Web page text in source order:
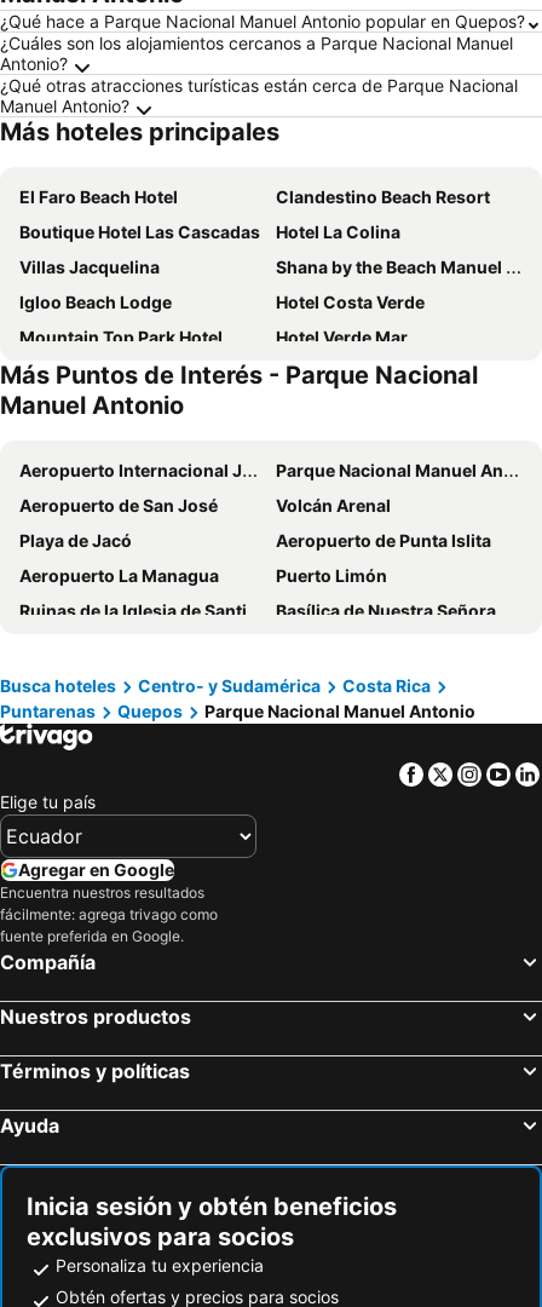
¿Qué hace a Parque Nacional Manuel Antonio popular en Quepos?
¿Cuáles son los alojamientos cercanos a Parque Nacional Manuel
Antonio?
¿Qué otras atracciones turísticas están cerca de Parque Nacional
Manuel Antonio?
Más hoteles principales
El Faro Beach Hotel
Clandestino Beach Resort
Boutique Hotel Las Cascadas
Hotel La Colina
Villas Jacquelina
Shana by the Beach Manuel Antonio
Igloo Beach Lodge
Hotel Costa Verde
Mountain Top Park Hotel
Hotel Verde Mar
Hotel Coco Beach
La Mariposa Hotel
Best Western Hotel & Casino Kamuk
Inn On The Park
LAYAN Hotel & Spa
Hotel Mono Azul
Hotel Manuel Antonio Park
Tardes Doradas
Hotel Planeta Sano
Pacific Paradise Resort
Santa Juana Lodge
La Isla
Kayak Lodge
Arenas Del Mar Beachfront & Rainforest Resort
Puerta Del Cielo Quepos
La Mansion Inn
Hotel Villas El Parque
Hotel The Ocean
Villa Mar Y Sol
Selina Manuel Antonio
Paz De Paraiso Grand View
Más Puntos de Interés - Parque Nacional
Manuel Antonio
Aeropuerto Internacional Juan Santamaría - Costa Rica
Parque Nacional Manuel Antonio
Aeropuerto de San José
Volcán Arenal
Playa de Jacó
Aeropuerto de Punta Islita
Aeropuerto La Managua
Puerto Limón
Ruinas de la Iglesia de Santiago Apóstol
Basílica de Nuestra Señora de los Angeles
Algo más que un Pueblo
Aeropuerto Internacional Tobías Bolaños
Volcán Irazú
Turu Ba Ri Nature and Adventure Park
Doka Estate
Aeropuerto de Palmar Sur
Cataratas La Paz
Isla del Coco
Parque Internacional La Amistad
INBioparque
Busca hoteles Centro- y Sudamérica
Costa Rica
Puntarenas
Quepos Parque Nacional Manuel Antonio
Facebook
Twitter
Elige tu país
Agregar en Google
Encuentra nuestros resultados
fácilmente: agrega trivago como
fuente preferida en Google.
Compañía
Nuestros productos
Términos y políticas
Ayuda
Inicia sesión y obtén beneficios
exclusivos para socios
Personaliza tu experiencia
Obtén ofertas y precios para socios